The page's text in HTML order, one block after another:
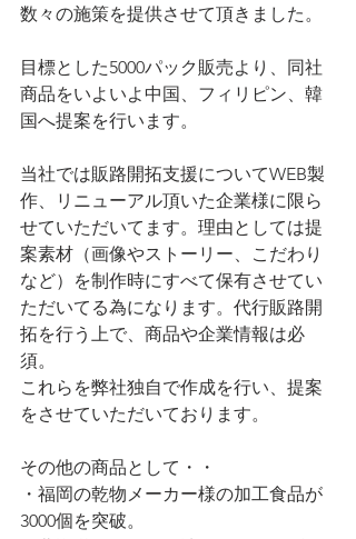
数々の施策を提供させて頂きました。
目標とした5000パック販売より、同社
商品をいよいよ中国、フィリピン、韓
国へ提案を行います。
当社では販路開拓支援についてWEB製
作、リニューアル頂いた企業様に限ら
せていただいてます。理由としては提
案素材（画像やストーリー、こだわり
など）を制作時にすべて保有させてい
ただいてる為になります。代行販路開
拓を行う上で、商品や企業情報は必
須。
これらを弊社独自で作成を行い、提案
をさせていただいております。
その他の商品として・・
・福岡の乾物メーカー様の加工食品が
3000個を突破。